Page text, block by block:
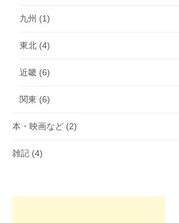
九州 (1)
東北 (4)
近畿 (6)
関東 (6)
本・映画など (2)
雑記 (4)